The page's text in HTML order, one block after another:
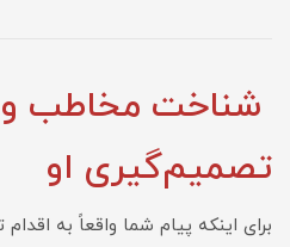
شناخت مخاطب
تصمیم‌گیری او
برای اینکه پیام شما واقعاً به